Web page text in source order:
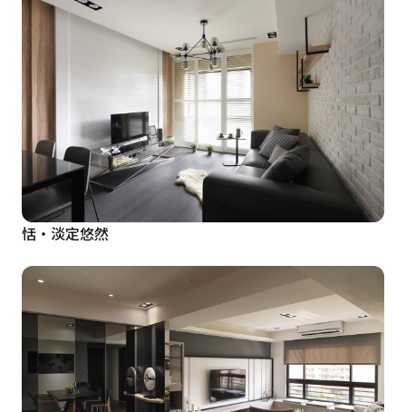
恬‧淡定悠然